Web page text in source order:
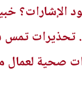
الإشارات؟
تمس
لعمال مطاعم